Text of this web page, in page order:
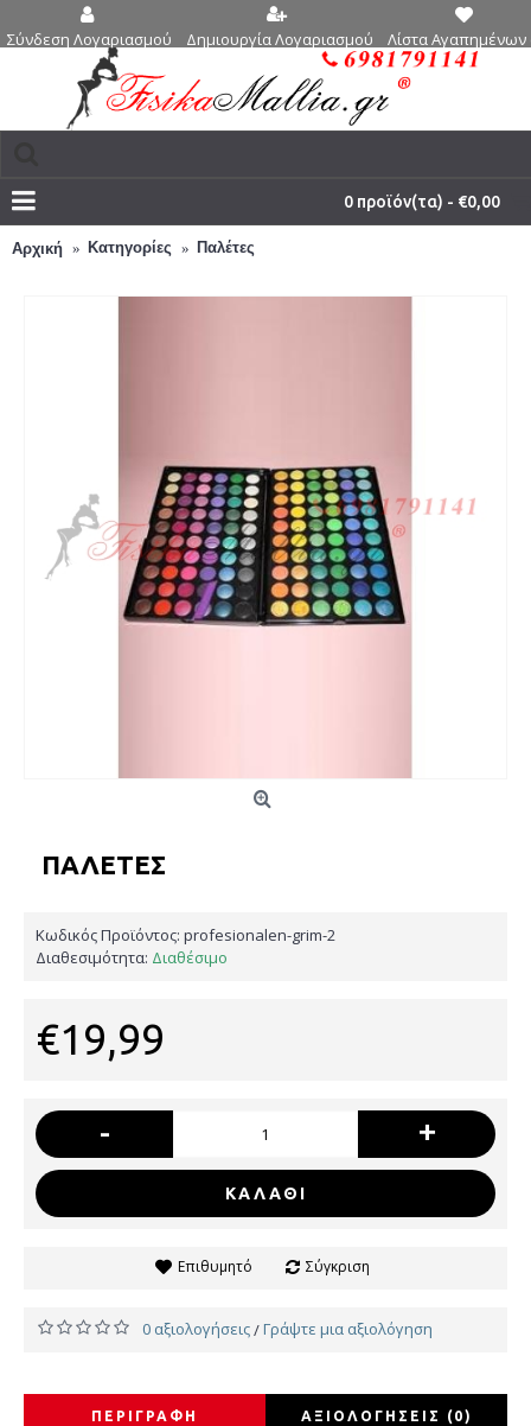
Σύνδεση Λογαριασμού Δημιουργία Λογαριασμού Λίστα Αγαπημένων
0 προϊόν(τα) - €0,00
Αρχική Κατηγορίες Παλέτες
ΠΑΛΈΤΕΣ
Κωδικός Προϊόντος: profesionalen-grim-2
Διαθεσιμότητα: Διαθέσιμο
€19,99
- +
ΚΑΛΆΘΙ
Επιθυμητό Σύγκριση
0 αξιολογήσεις/Γράψτε μια αξιολόγηση
ΠΕΡΙΓΡΑΦΉ ΑΞΙΟΛΟΓΉΣΕΙΣ (0)